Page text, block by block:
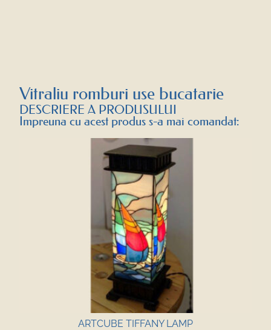
Vitraliu romburi use bucatarie
DESCRIERE A PRODUSULUI
Impreuna cu acest produs s-a mai comandat:
ARTCUBE TIFFANY LAMP